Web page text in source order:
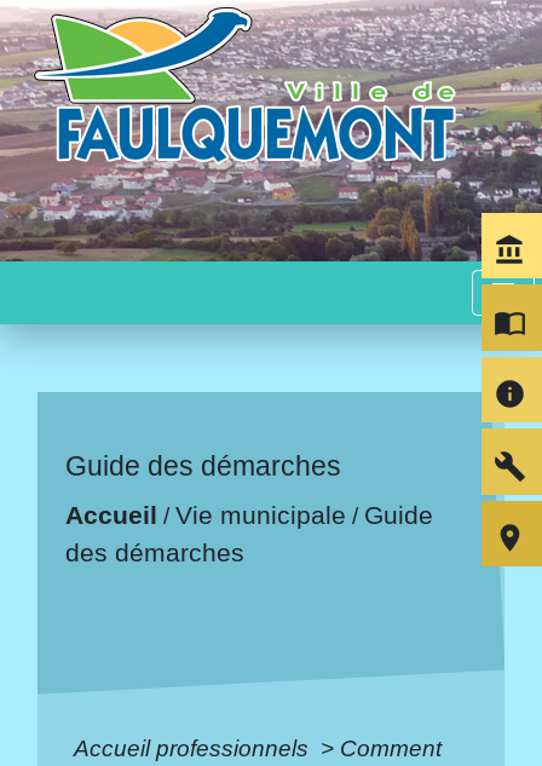
menu
Guide des démarches
Accueil /Vie municipale / Guide
des démarches
Accueil professionnels > Comment
account_balance
import_contacts
info
build
room